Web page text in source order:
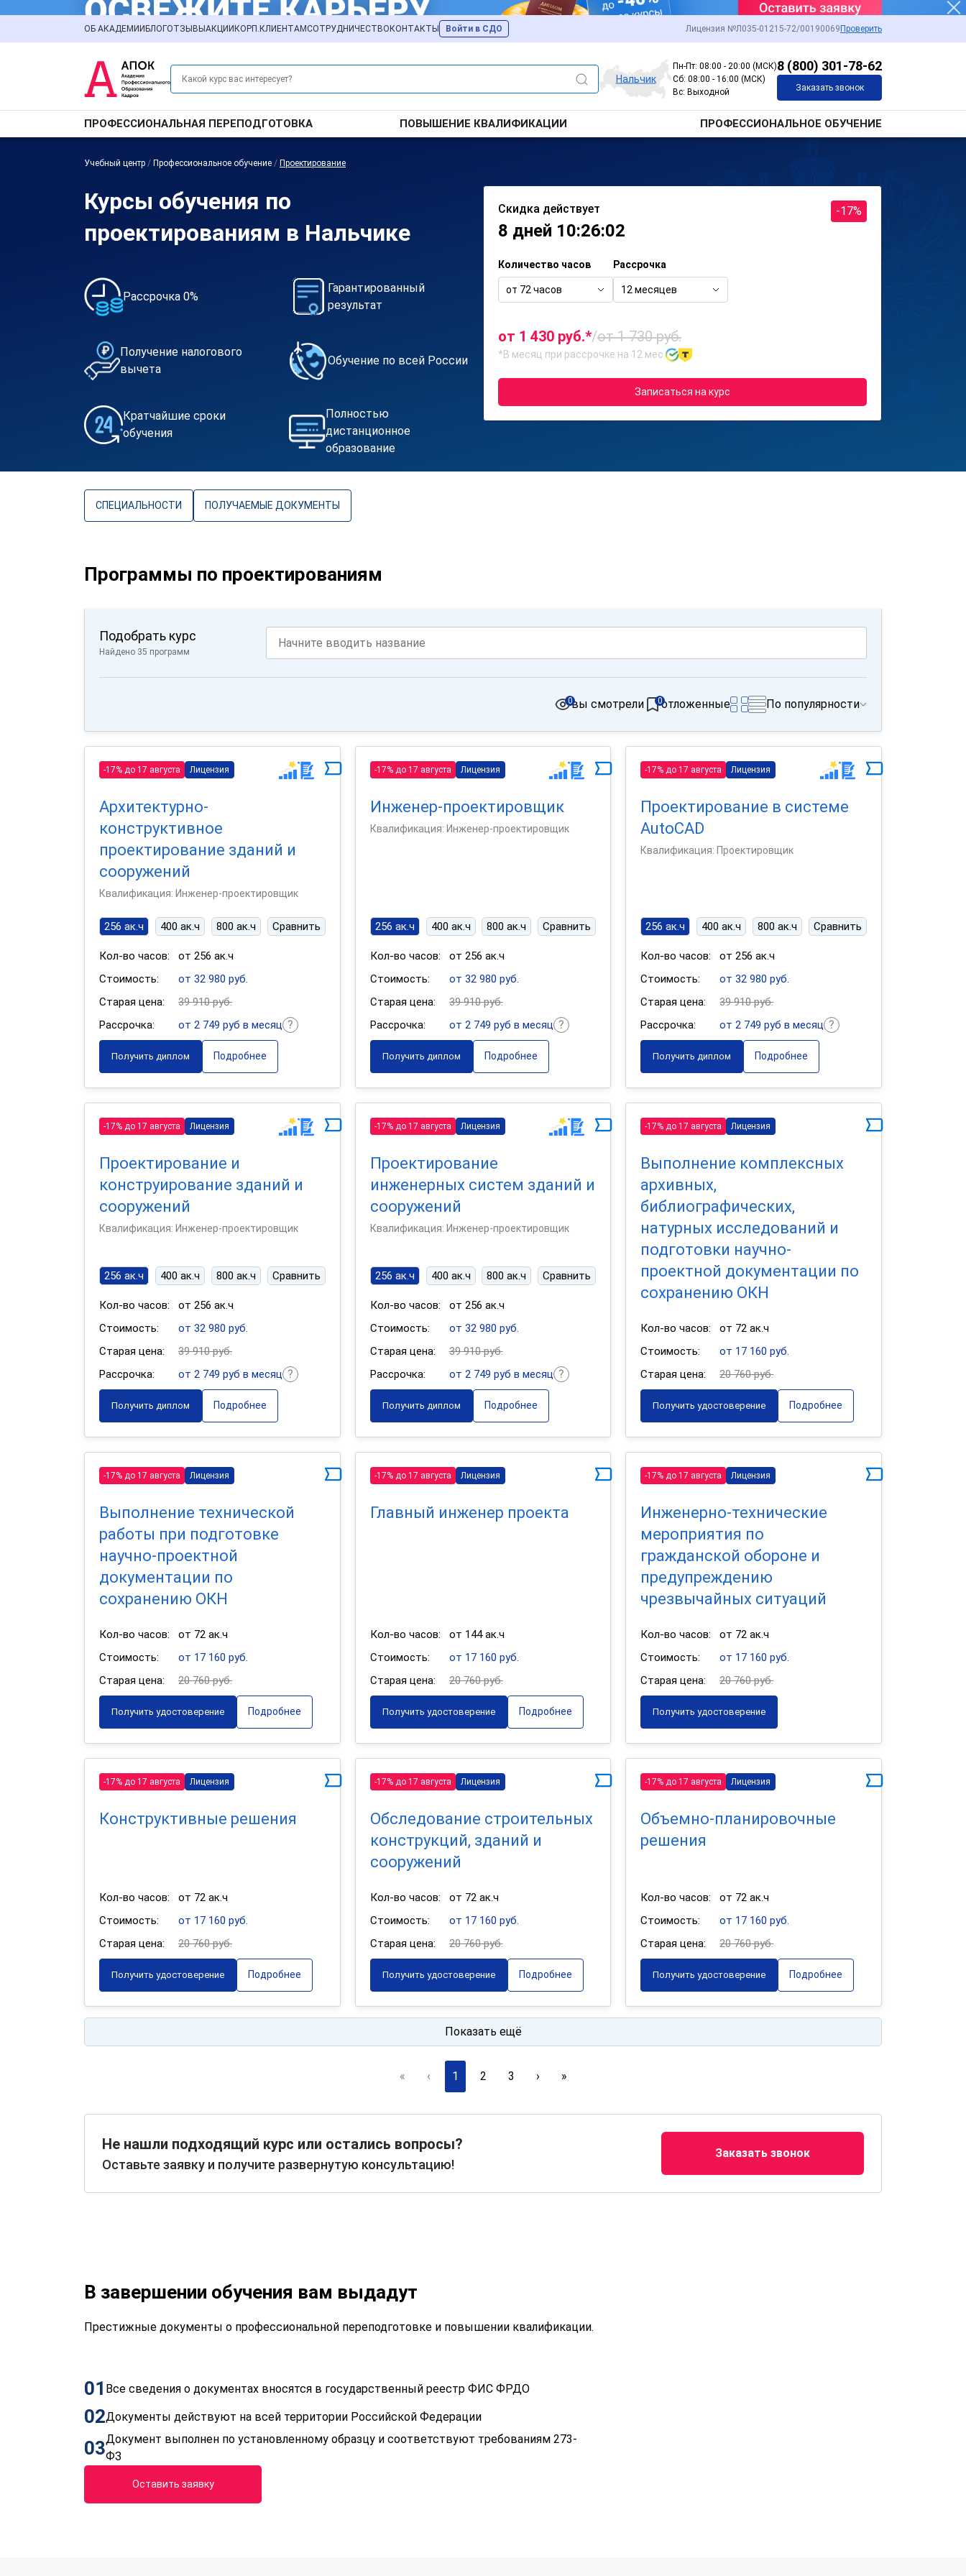
ОБ АКАДЕМИИ БЛОГОТЗЫВЫ АКЦИИ КОРП.КЛИЕНТАМСОТРУДНИЧЕСТВО КОНТАКТЫ Войти в СДО Лицензия №Л035-01215-72/00190069 Проверить
Нальчик
Пн-Пт: 08:00 - 20:00 (МСК)
Сб: 08:00 - 16:00 (МСК)
Вс: Выходной
8 (800) 301-78-62
Заказать звонок
ПРОФЕССИОНАЛЬНАЯ ПЕРЕПОДГОТОВКА ПОВЫШЕНИЕ КВАЛИФИКАЦИИ ПРОФЕССИОНАЛЬНОЕ ОБУЧЕНИЕ
Учебный центр / Профессиональное обучение / Проектирование
Курсы обучения по
проектированиям в Нальчике
Рассрочка 0%
Гарантированный
результат
Получение налогового
вычета
Обучение по всей России
Кратчайшие сроки
обучения
Полностью
дистанционное
образование
Скидка действует
8 дней 10:26:02
-17%
Количество часов
от 72 часов
Рассрочка
12 месяцев
от 1 430 руб.*/от 1 730 руб.
*В месяц при рассрочке на 12 мес.
Записаться на курс
СПЕЦИАЛЬНОСТИ ПОЛУЧАЕМЫЕ ДОКУМЕНТЫ
Программы по проектированиям
Подобрать курс
Найдено 35 программ
вы смотрели
0 отложенные
0 По популярности
-17% до 17 августа Лицензия
Архитектурно-
конструктивное
проектирование зданий и
сооружений
Квалификация: Инженер-проектировщик
256 ак.ч 400 ак.ч 800 ак.ч Сравнить
Кол-во часов:
от 256 ак.ч
Стоимость:
от 32 980 руб.
Старая цена:
39 910 руб.
Рассрочка:
от 2 749 руб в месяц
Получить диплом Подробнее
-17% до 17 августа Лицензия
Инженер-проектировщик
Квалификация: Инженер-проектировщик
256 ак.ч 400 ак.ч 800 ак.ч Сравнить
Кол-во часов:
от 256 ак.ч
Стоимость:
от 32 980 руб.
Старая цена:
39 910 руб.
Рассрочка:
от 2 749 руб в месяц
Получить диплом Подробнее
-17% до 17 августа Лицензия
Проектирование в системе
AutoCAD
Квалификация: Проектировщик
256 ак.ч 400 ак.ч 800 ак.ч Сравнить
Кол-во часов:
от 256 ак.ч
Стоимость:
от 32 980 руб.
Старая цена:
39 910 руб.
Рассрочка:
от 2 749 руб в месяц
Получить диплом Подробнее
-17% до 17 августа Лицензия
Проектирование и
конструирование зданий и
сооружений
Квалификация: Инженер-проектировщик
256 ак.ч 400 ак.ч 800 ак.ч Сравнить
Кол-во часов:
от 256 ак.ч
Стоимость:
от 32 980 руб.
Старая цена:
39 910 руб.
Рассрочка:
от 2 749 руб в месяц
Получить диплом Подробнее
-17% до 17 августа Лицензия
Проектирование
инженерных систем зданий и
сооружений
Квалификация: Инженер-проектировщик
256 ак.ч 400 ак.ч 800 ак.ч Сравнить
Кол-во часов:
от 256 ак.ч
Стоимость:
от 32 980 руб.
Старая цена:
39 910 руб.
Рассрочка:
от 2 749 руб в месяц
Получить диплом Подробнее
-17% до 17 августа Лицензия
Выполнение комплексных
архивных,
библиографических,
натурных исследований и
подготовки научно-
проектной документации по
сохранению ОКН
Кол-во часов:
от 72 ак.ч
Стоимость:
от 17 160 руб.
Старая цена:
20 760 руб.
Получить удостоверение Подробнее
-17% до 17 августа Лицензия
Выполнение технической
работы при подготовке
научно-проектной
документации по
сохранению ОКН
Кол-во часов:
от 72 ак.ч
Стоимость:
от 17 160 руб.
Старая цена:
20 760 руб.
Получить удостоверение Подробнее
-17% до 17 августа Лицензия
Главный инженер проекта
Кол-во часов:
от 144 ак.ч
Стоимость:
от 17 160 руб.
Старая цена:
20 760 руб.
Получить удостоверение Подробнее
-17% до 17 августа Лицензия
Инженерно-технические
мероприятия по
гражданской обороне и
предупреждению
чрезвычайных ситуаций
Кол-во часов:
от 72 ак.ч
Стоимость:
от 17 160 руб.
Старая цена:
20 760 руб.
Получить удостоверение
-17% до 17 августа Лицензия
Конструктивные решения
Кол-во часов:
от 72 ак.ч
Стоимость:
от 17 160 руб.
Старая цена:
20 760 руб.
Получить удостоверение Подробнее
-17% до 17 августа Лицензия
Обследование строительных
конструкций, зданий и
сооружений
Кол-во часов:
от 72 ак.ч
Стоимость:
от 17 160 руб.
Старая цена:
20 760 руб.
Получить удостоверение Подробнее
-17% до 17 августа Лицензия
Объемно-планировочные
решения
Кол-во часов:
от 72 ак.ч
Стоимость:
от 17 160 руб.
Старая цена:
20 760 руб.
Получить удостоверение Подробнее
Показать ещё
« ‹ 1 2 3 › »
Не нашли подходящий курс или остались вопросы?
Оставьте заявку и получите развернутую консультацию!
Заказать звонок
В завершении обучения вам выдадут
Престижные документы о профессиональной переподготовке и повышении квалификации.
01 Все сведения о документах вносятся в государственный реестр ФИС ФРДО
02Документы действуют на всей территории Российской Федерации
03Документ выполнен по установленному образцу и соответствуют требованиям 273-
ФЗ
Оставить заявку